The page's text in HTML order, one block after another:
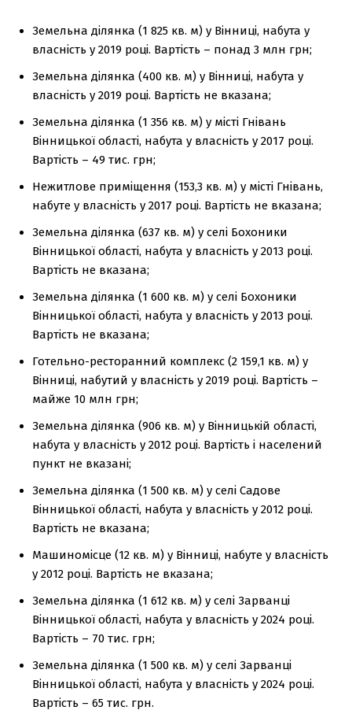
Земельна ділянка (1 825 кв. м) у Вінниці, набута у
власність у 2019 році. Вартість – понад 3 млн грн;
Земельна ділянка (400 кв. м) у Вінниці, набута у
власність у 2019 році. Вартість не вказана;
Земельна ділянка (1 356 кв. м) у місті Гнівань
Вінницької області, набута у власність у 2017 році.
Вартість – 49 тис. грн;
Нежитлове приміщення (153,3 кв. м) у місті Гнівань,
набуте у власність у 2017 році. Вартість не вказана;
Земельна ділянка (637 кв. м) у селі Бохоники
Вінницької області, набута у власність у 2013 році.
Вартість не вказана;
Земельна ділянка (1 600 кв. м) у селі Бохоники
Вінницької області, набута у власність у 2013 році.
Вартість не вказана;
Готельно-ресторанний комплекс (2 159,1 кв. м) у
Вінниці, набутий у власність у 2019 році. Вартість –
майже 10 млн грн;
Земельна ділянка (906 кв. м) у Вінницькій області,
набута у власність у 2012 році. Вартість і населений
пункт не вказані;
Земельна ділянка (1 500 кв. м) у селі Садове
Вінницької області, набута у власність у 2012 році.
Вартість не вказана;
Машиномісце (12 кв. м) у Вінниці, набуте у власність
у 2012 році. Вартість не вказана;
Земельна ділянка (1 612 кв. м) у селі Зарванці
Вінницької області, набута у власність у 2024 році.
Вартість – 70 тис. грн;
Земельна ділянка (1 500 кв. м) у селі Зарванці
Вінницької області, набута у власність у 2024 році.
Вартість – 65 тис. грн.